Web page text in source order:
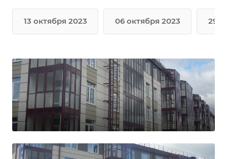
13 октября 2023 06 октября 2023 29